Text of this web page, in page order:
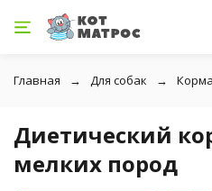
Главная Для собак Корма
Диетический
мелких пород